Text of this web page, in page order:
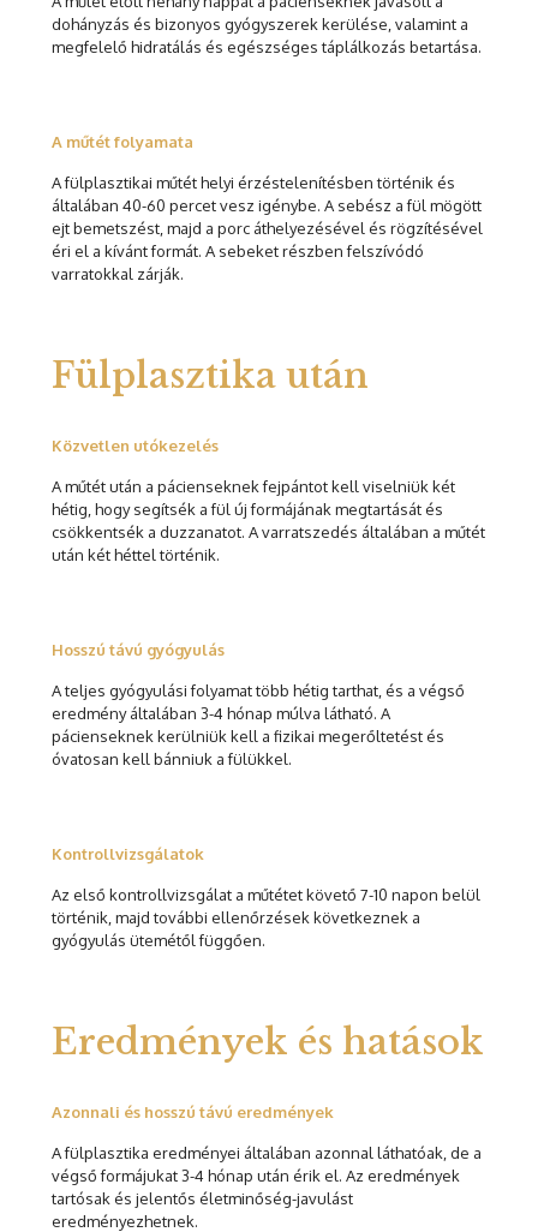
dohányzás és bizonyos gyógyszerek kerülése, valamint a
megfelelő hidratálás és egészséges táplálkozás betartása.
A műtét folyamata
A fülplasztikai műtét helyi érzéstelenítésben történik és
általában 40-60 percet vesz igénybe. A sebész a fül mögött
ejt bemetszést, majd a porc áthelyezésével és rögzítésével
éri el a kívánt formát. A sebeket részben felszívódó
varratokkal zárják.
Fülplasztika után
Közvetlen utókezelés
A műtét után a pácienseknek fejpántot kell viselniük két
hétig, hogy segítsék a fül új formájának megtartását és
csökkentsék a duzzanatot. A varratszedés általában a műtét
után két héttel történik.
Hosszú távú gyógyulás
A teljes gyógyulási folyamat több hétig tarthat, és a végső
eredmény általában 3-4 hónap múlva látható. A
pácienseknek kerülniük kell a fizikai megerőltetést és
óvatosan kell bánniuk a fülükkel.
Kontrollvizsgálatok
Az első kontrollvizsgálat a műtétet követő 7-10 napon belül
történik, majd további ellenőrzések következnek a
gyógyulás ütemétől függően.
Eredmények és hatások
Azonnali és hosszú távú eredmények
A fülplasztika eredményei általában azonnal láthatóak, de a
végső formájukat 3-4 hónap után érik el. Az eredmények
tartósak és jelentős életminőség-javulást
eredményezhetnek.